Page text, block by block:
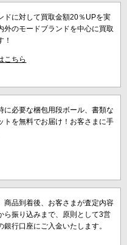
ドに対して買取金額20％UPを実
外のモードブランドを中心に買取
！
こちら
に必要な梱包用段ボール、書類な
トを無料でお届け！お客さまに手
商品到着後、お客さまが査定内容
ら振り込みまで、原則として3営
行口座にご入金いたします。